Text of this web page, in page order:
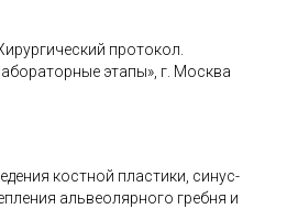
протокол.
этапы», г. Москва
костной пластики, синус-
альвеолярного гребня и